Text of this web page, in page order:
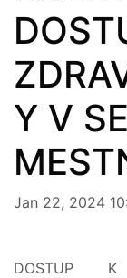
Y V
Jan 22, 2024
DOSTUP K